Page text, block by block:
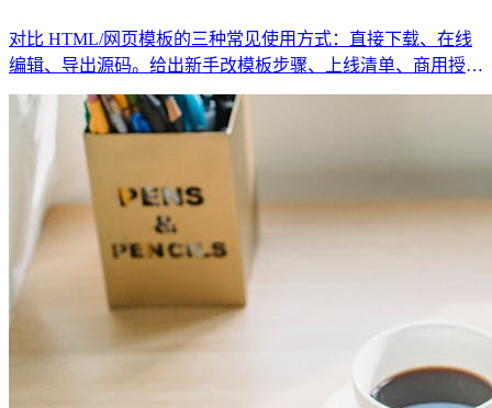
对比 HTML/网页模板的三种常见使用方式：直接下载、在线
编辑、导出源码。给出新手改模板步骤、上线清单、商用授权
与 SEO/性能避坑要点。